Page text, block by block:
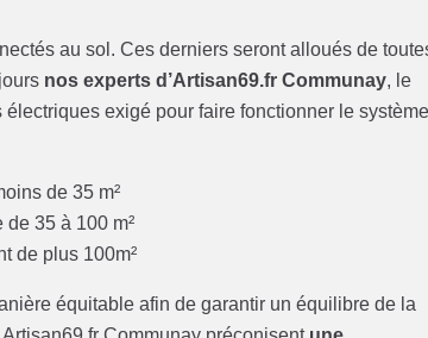
au sol. Ces derniers seront alloués de
nos experts d’Artisan69.fr Communay, le
exigé pour faire fonctionner le système
de 35 m²
35 à 100 m²
de plus 100m²
équitable afin de garantir un équilibre de la